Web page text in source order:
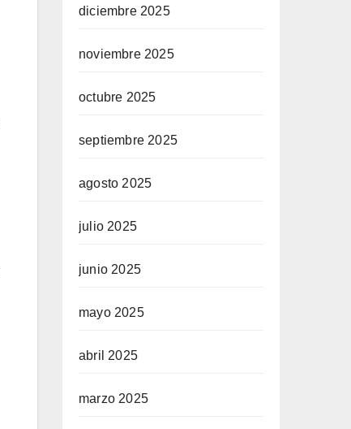
diciembre 2025
noviembre 2025
octubre 2025
septiembre 2025
agosto 2025
julio 2025
junio 2025
mayo 2025
abril 2025
marzo 2025